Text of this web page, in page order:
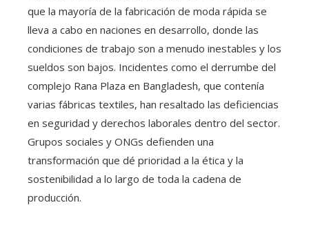
que la mayoría de la fabricación de moda rápida se
lleva a cabo en naciones en desarrollo, donde las
condiciones de trabajo son a menudo inestables y los
sueldos son bajos. Incidentes como el derrumbe del
complejo Rana Plaza en Bangladesh, que contenía
varias fábricas textiles, han resaltado las deficiencias
en seguridad y derechos laborales dentro del sector.
Grupos sociales y ONGs defienden una
transformación que dé prioridad a la ética y la
sostenibilidad a lo largo de toda la cadena de
producción.